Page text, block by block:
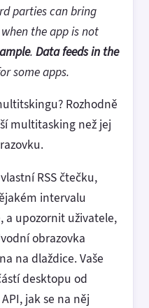
parties can bring
the app is not
. Data feeds in the
some apps.
Rozhodně
multitasking než jej
RSS čtečku,
intervalu
a upozornit uživatele,
obrazovka
na dlaždice. Vaše
desktopu od
jak se na něj